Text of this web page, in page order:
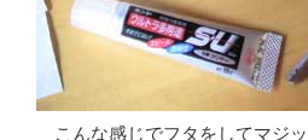
こんな感じでフタをしてマジ